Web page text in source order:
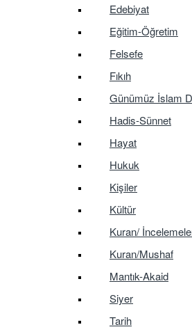
Edebiyat
Eğitim-Öğretim
Felsefe
Fıkıh
Günümüz İslam
Hadis-Sünnet
Hayat
Hukuk
Kişiler
Kültür
Kuran/
Kuran/Mushaf
Mantık-Akaid
Siyer
Tarih